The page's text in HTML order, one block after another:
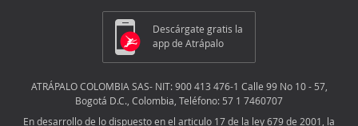
Descárgate gratis la
app de Atrápalo
ATRÁPALO COLOMBIA SAS- NIT: 900 413 476-1 Calle 99 No 10 - 57,
Bogotá D.C., Colombia, Teléfono: 57 1 7460707
En desarrollo de lo dispuesto en el articulo 17 de la ley 679 de 2001, la